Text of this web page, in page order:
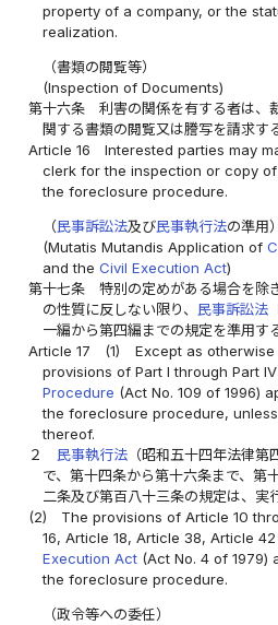
property of a company, or the
realization.
（書類の閲覧等）
(Inspection of Documents)
第十六条
利害の関係を有する者は、
関する書類の閲覧又は謄写を請求す
Article 16
Interested parties may
clerk for the inspection or copy
the foreclosure procedure.
（民事訴訟法及び民事執行法の準用）
(Mutatis Mutandis Application of
and theCivil Execution Act)
第十七条
特別の定めがある場合を除
の性質に反しない限り、民事訴訟法
一編から第四編までの規定を準用す
Article 17
(1)
Except as
provisions of Part I through Part
Procedure (Act No. 109 of 1996)
the foreclosure procedure,
thereof.
２
民事執行法 （昭和五十四年法律
で、第十四条から第十六条まで、第
二条及び第百八十三条の規定は、実
(2)
The provisions of Article 10
16, Article 18, Article 38, Article
Execution Act (Act No. 4 of 1979)
the foreclosure procedure.
（政令等への委任）